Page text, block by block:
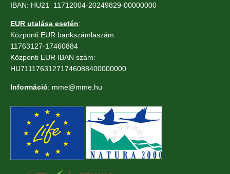
IBAN: HU21 11712004-20249829-00000000
EUR utalása esetén:
Központi EUR bankszámlaszám:
11763127-17460884
Központi EUR IBAN szám:
HU71117631271746088400000000
Információ: mme@mme.hu